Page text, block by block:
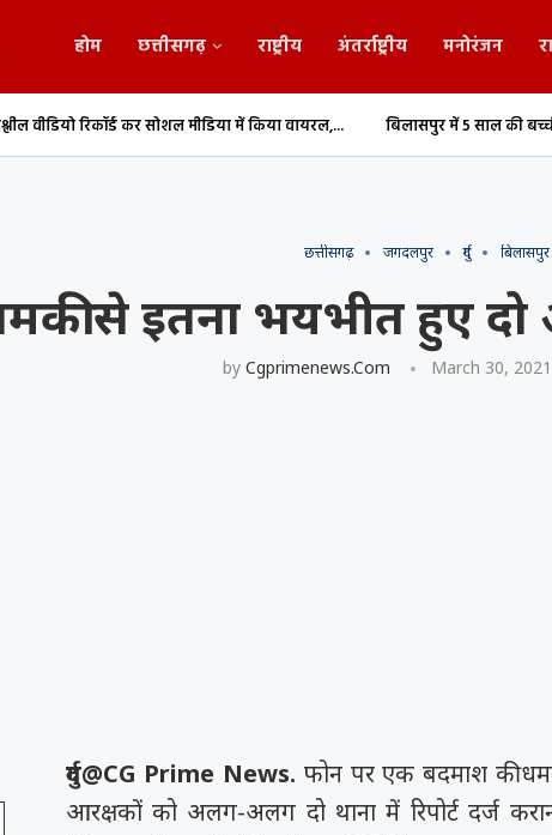
होम छत्तीसगढ़ राष्ट्रीय अंतर्राष्ट्रीय मनोरंजन
सोशल मीडिया में किया वायरल,... बिलासपुर में 5 साल की बच्ची से दुष्कर्म,
छत्तीसगढ़ जगदलपुर दुर्ग बिलासपुर
से इतना भयभीत हुए
by Cgprimenews.com March 30, 2021
दुर्ग@CG Prime News. फोन पर एक बदमाश की
आरक्षकों को अलग-अलग दो थाना में रिपोर्ट दर्ज